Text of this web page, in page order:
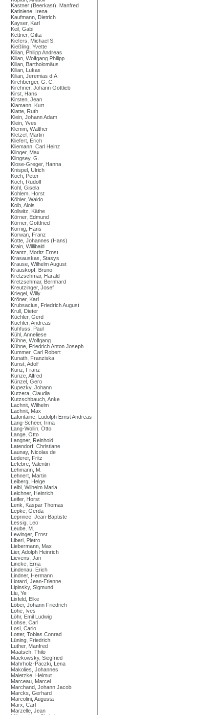
Kastner (Beerkast), Manfred
Katiniene, Irena
Kaufmann, Dietrich
Kayser, Karl
Keil, Gabi
Kettner, Gitta
Kiefers, Michael S.
Kießling, Yvette
Kilian, Philipp Andreas
Kilian, Wolfgang Philipp
Kilian, Bartholomäus
Kilian, Lukas
Kilian, Jeremias d.Ä.
Kirchberger, G. C.
Kirchner, Johann Gottlieb
Kirst, Hans
Kirsten, Jean
Klamann, Kurt
Klatte, Ruth
Klein, Johann Adam
Klein, Yves
Klemm, Walther
Kletzel, Martin
Kliefert, Erich
Kliemann, Carl Heinz
Klinger, Max
Klingsey, G.
Klose-Greger, Hanna
Knispel, Ulrich
Koch, Peter
Koch, Rudolf
Kohl, Gisela
Kohlem, Horst
Köhler, Waldo
Kolb, Alois
Kollwitz, Käthe
Körner, Edmund
Körner, Gottfried
Körnig, Hans
Korwan, Franz
Kotte, Johannes (Hans)
Krain, Willibald
Krantz, Moritz Ernst
Krasauskas, Stasys
Krause, Wilhelm August
Krauskopf, Bruno
Kretzschmar, Harald
Kretzschmar, Bernhard
Kreutzinger, Josef
Kriegel, Willy
Kröner, Karl
Krubsacius, Friedrich August
Krull, Dieter
Küchler, Gerd
Küchler, Andreas
Kuhfuss, Paul
Kühl, Anneliese
Kühne, Wolfgang
Kühne, Friedrich Anton Joseph
Kummer, Carl Robert
Kunath, Franziska
Kunst, Adolf
Kunz, Franz
Kunze, Alfred
Künzel, Gero
Kupezky, Johann
Kutzera, Claudia
Kutzschbauch, Anke
Lachnit, Wilhelm
Lachnit, Max
Lafontaine, Ludolph Ernst Andreas
Lang-Scheer, Irma
Lang-Wollin, Otto
Lange, Otto
Langner, Reinhold
Latendorf, Christiane
Launay, Nicolas de
Lederer, Fritz
Lefebre, Valentin
Lehmann, M.
Lehnert, Martin
Leiberg, Helge
Leibl, Wilhelm Maria
Leichner, Heinrich
Leifer, Horst
Lenk, Kaspar Thomas
Lepke, Gerda
Leprince, Jean-Baptiste
Lessig, Leo
Leube, M.
Lewinger, Ernst
Liberi, Pietro
Liebermann, Max
Lier, Adolph Heinrich
Lievens, Jan
Lincke, Erna
Lindenau, Erich
Lindner, Hermann
Liotard, Jean-Etienne
Lipinsky, Sigmund
Liu, Ye
Lixfeld, Elke
Löber, Johann Friedrich
Lohe, Ives
Löhr, Emil Ludwig
Lohse, Carl
Losi, Carlo
Lotter, Tobias Conrad
Lüning, Friedrich
Luther, Manfred
Maatsch, Thilo
Mackowsky, Siegfried
Mahrholz-Paczki, Lena
Makolies, Johannes
Maletzke, Helmut
Marceau, Marcel
Marchand, Johann Jacob
Marcks, Gerhard
Marcolini, Augusta
Marx, Carl
Marzelle, Jean